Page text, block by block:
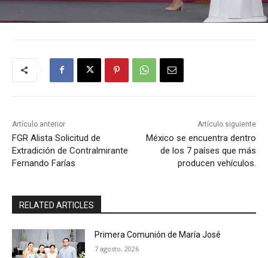
Artículo anterior
FGR Alista Solicitud de
Extradición de Contralmirante
Fernando Farías
Artículo siguiente
México se encuentra dentro
de los 7 países que más
producen vehículos.
RELATED ARTICLES
Primera Comunión de María José
7 agosto, 2026